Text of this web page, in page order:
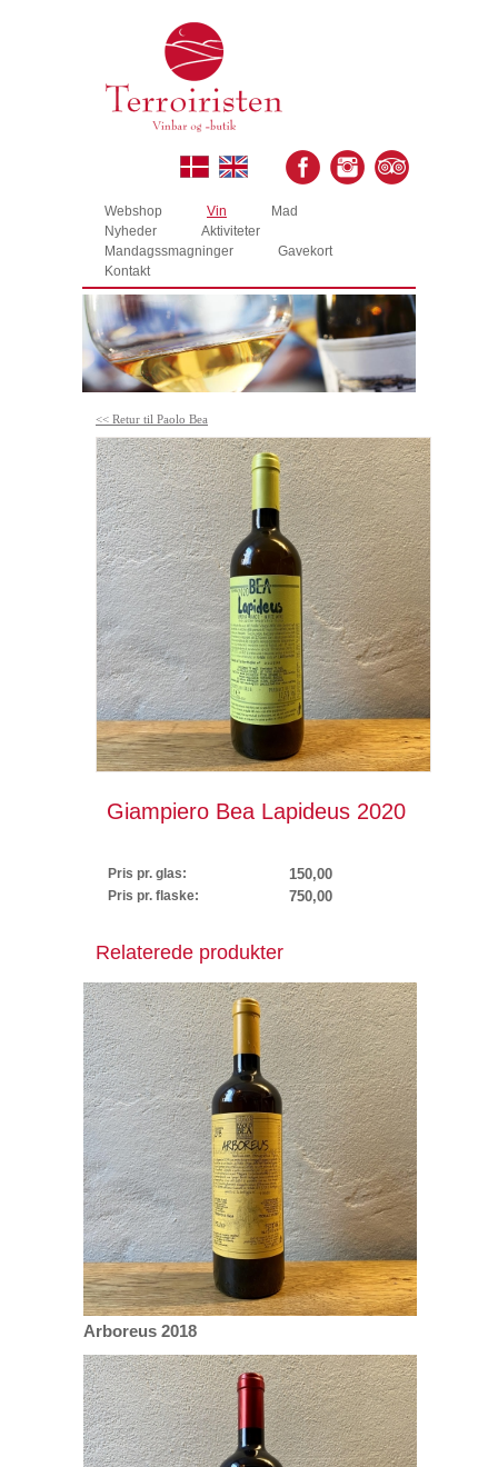
Webshop Vin
Mad
Nyheder
Aktiviteter
Mandagssmagninger
Gavekort
Kontakt
<< Retur til Paolo Bea
Giampiero Bea Lapideus 2020
Pris pr. glas: 150,00
Pris pr. flaske: 750,00
Relaterede produkter
Arboreus 2018